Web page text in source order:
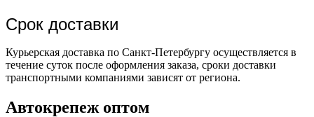
Срок доставки
Курьерская доставка по Санкт-Петербургу осуществляется в
течение суток после оформления заказа, сроки доставки
транспортными компаниями зависят от региона.
Автокрепеж оптом